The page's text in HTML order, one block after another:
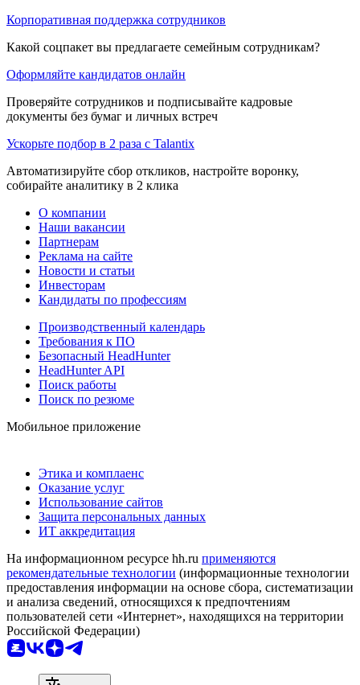
Корпоративная поддержка сотрудников
Какой соцпакет вы предлагаете семейным сотрудникам?
Оформляйте кандидатов онлайн
Проверяйте сотрудников и подписывайте кадровые
документы без бумаг и личных встреч
Ускорьте подбор в 2 раза с Talantix
Автоматизируйте сбор откликов, настройте воронку,
собирайте аналитику в 2 клика
О компании
Наши вакансии
Партнерам
Реклама на сайте
Новости и статьи
Инвесторам
Кандидаты по профессиям
Производственный календарь
Требования к ПО
Безопасный HeadHunter
HeadHunter API
Поиск работы
Поиск по резюме
Мобильное приложение
Этика и комплаенс
Оказание услуг
Использование сайтов
Защита персональных данных
ИТ аккредитация
На информационном ресурсе hh.ru применяются
рекомендательные технологии (информационные технологии
предоставления информации на основе сбора, систематизации
и анализа сведений, относящихся к предпочтениям
пользователей сети «Интернет», находящихся на территории
Российской Федерации)